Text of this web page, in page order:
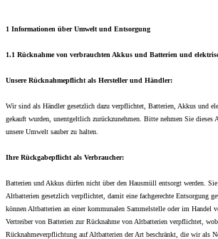
1 Informationen über Umwelt und Entsorgung
1.1 Rücknahme von verbrauchten Akkus und Batterien und
Unsere Rücknahmepflicht als Hersteller und Händler:
Wir sind als Händler gesetzlich dazu verpflichtet, Batterien, Akkus und
gekauft wurden, unentgeltlich zurückzunehmen. Bitte nehmen Sie dieses
unsere Umwelt sauber zu halten.
Ihre Rückgabepflicht als Verbraucher:
Batterien und Akkus dürfen nicht über den Hausmüll entsorgt werden.
Altbatterien gesetzlich verpflichtet, damit eine fachgerechte Entsorgung
können Altbatterien an einer kommunalen Sammelstelle oder im Handel
Vertreiber von Batterien zur Rücknahme von Altbatterien verpflichtet,
Rücknahmeverpflichtung auf Altbatterien der Art beschränkt, die wir als